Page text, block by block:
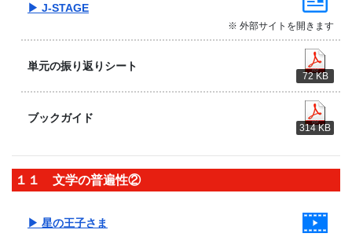
▶ J-STAGE
※ 外部サイトを開きます
単元の振り返りシート
72 KB
ブックガイド
314 KB
１１ 文学の普遍性②
▶ 星の王子さま